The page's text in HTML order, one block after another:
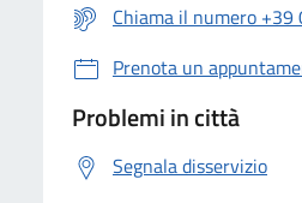
Chiama il numero
Prenota un
Problemi in città
Segnala disservizio